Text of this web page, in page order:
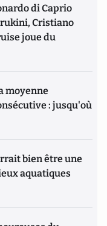
di Caprio
Cristiano
joue du
moyenne
: jusqu'où
bien être une
aquatiques